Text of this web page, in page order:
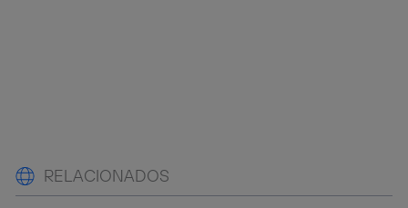
RELACIONADOS